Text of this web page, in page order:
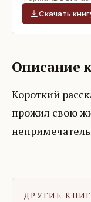
Скачать
Описание
Короткий
прожил свою
ДРУГИЕ